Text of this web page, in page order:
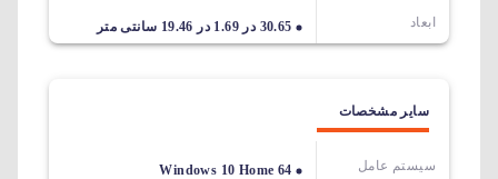
ابعاد 30.65 در 1.69 در 19.46 سانتی متر
سایر مشخصات
سیستم عامل Windows 10 Home 64